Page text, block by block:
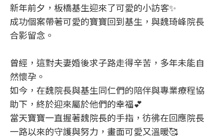
新年前夕，板橋基生迎來了可愛的小訪客✨
成功個案帶著可愛的寶寶回到基生，與魏琦峰院長
合影留念。
曾經，這對夫妻婚後求子路走得辛苦，多年未能自
然懷孕。
如今，在魏院長與基生同仁們的陪伴與專業療程協
助下，終於迎來屬於他們的幸福💕
當天寶寶一直握著魏院長的手指，彷彿在回應院長
一路以來的守護與努力，畫面可愛又溫暖🥰